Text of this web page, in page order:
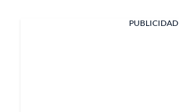
PUBLICIDAD